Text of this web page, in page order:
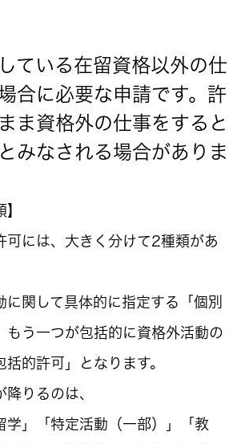
ている在留資格以外の仕
合に必要な申請です。許
ま資格外の仕事をすると
みなされる場合がありま
可には、大きく分けて2種類があ
に関して具体的に指定する「個別
もう一つが包括的に資格外活動の
的許可」となります。
降りるのは、
学」「特定活動（一部）」「教